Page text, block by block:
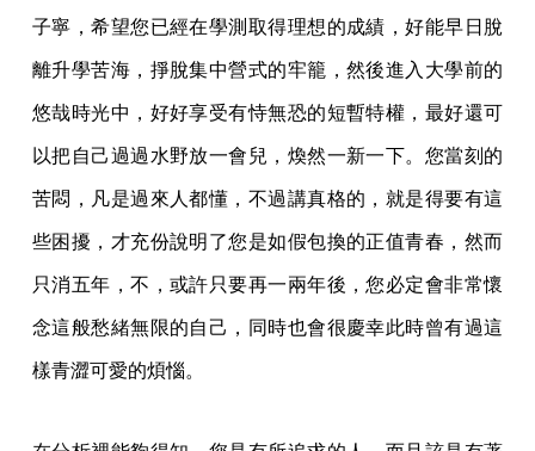
子寧，希望您已經在學測取得理想的成績，好能早日脫
離升學苦海，掙脫集中營式的牢籠，然後進入大學前的
悠哉時光中，好好享受有恃無恐的短暫特權，最好還可
以把自己過過水野放一會兒，煥然一新一下。您當刻的
苦悶，凡是過來人都懂，不過講真格的，就是得要有這
些困擾，才充份說明了您是如假包換的正值青春，然而
只消五年，不，或許只要再一兩年後，您必定會非常懷
念這般愁緒無限的自己，同時也會很慶幸此時曾有過這
樣青澀可愛的煩惱。